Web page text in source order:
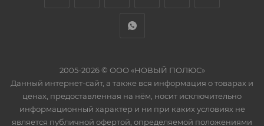
2005-2026 © ООО «НОВЫЙ ПОЛЮС»
Данный интернет-сайт, а также вся информация о товарах и
ценах, предоставленная на нём, носит исключительно
информационный характер и ни при каких условиях не
является публичной офертой, определяемой положениями